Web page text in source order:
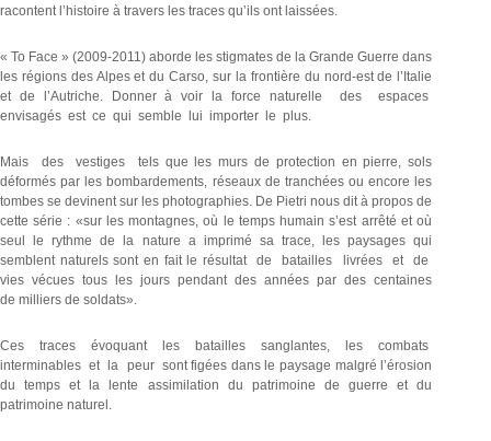
racontent l’histoire à travers les traces qu’ils ont laissées.
« To Face » (2009-2011) aborde les stigmates de la Grande Guerre dans
les régions des Alpes et du Carso, sur la frontière du nord-est de l’Italie
et de l’Autriche. Donner à voir la force naturelle des espaces
envisagés est ce qui semble lui importer le plus.
Mais des vestiges tels que les murs de protection en pierre, sols
déformés par les bombardements, réseaux de tranchées ou encore les
tombes se devinent sur les photographies. De Pietri nous dit à propos de
cette série : «sur les montagnes, où le temps humain s’est arrêté et où
seul le rythme de la nature a imprimé sa trace, les paysages qui
semblent naturels sont en fait le résultat de batailles livrées et de
vies vécues tous les jours pendant des années par des centaines
de milliers de soldats».
Ces traces évoquant les batailles sanglantes, les combats
interminables et la peur sont figées dans le paysage malgré l’érosion
du temps et la lente assimilation du patrimoine de guerre et du
patrimoine naturel.